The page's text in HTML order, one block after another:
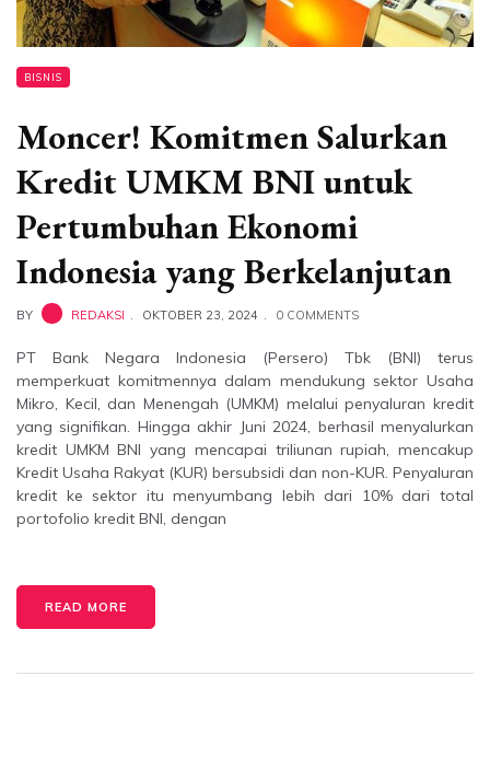
BISNIS
Moncer! Komitmen Salurkan
Kredit UMKM BNI untuk
Pertumbuhan Ekonomi
Indonesia yang Berkelanjutan
BY REDAKSI OKTOBER 23, 2024 0 COMMENTS
PT Bank Negara Indonesia (Persero) Tbk (BNI) terus
memperkuat komitmennya dalam mendukung sektor Usaha
Mikro, Kecil, dan Menengah (UMKM) melalui penyaluran kredit
yang signifikan. Hingga akhir Juni 2024, berhasil menyalurkan
kredit UMKM BNI yang mencapai triliunan rupiah, mencakup
Kredit Usaha Rakyat (KUR) bersubsidi dan non-KUR. Penyaluran
kredit ke sektor itu menyumbang lebih dari 10% dari total
portofolio kredit BNI, dengan
READ MORE